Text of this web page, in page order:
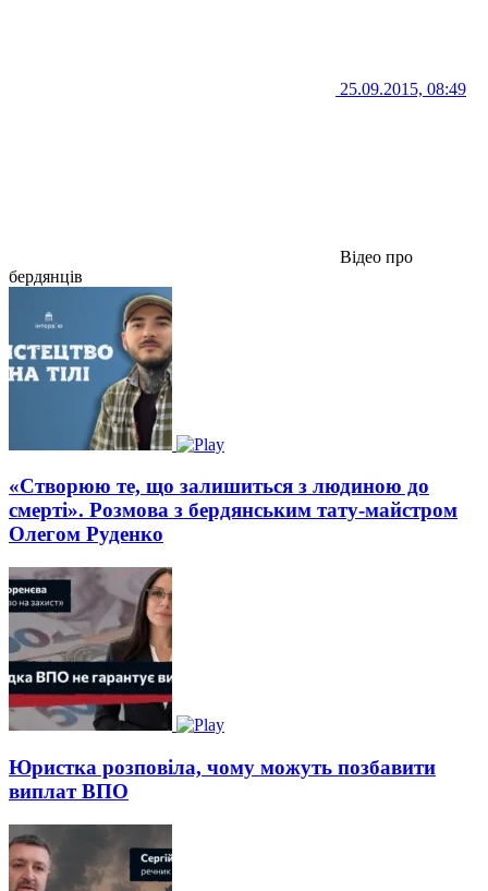
25.09.2015, 08:49
Відео про
бердянців
«Створюю те, що залишиться з людиною до
смерті». Розмова з бердянським тату-майстром
Олегом Руденко
Юристка розповіла, чому можуть позбавити
виплат ВПО